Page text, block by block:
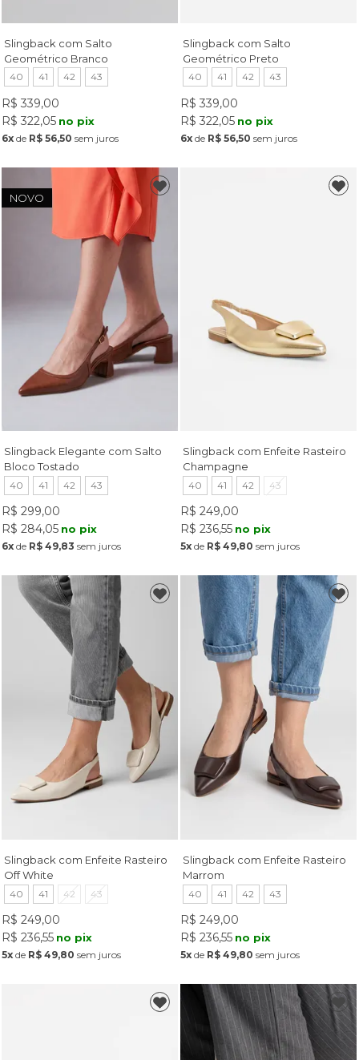
Slingback com Salto
Geométrico Branco
40 41 42 43
R$ 339,00
R$ 322,05 no pix
6xde R$ 56,50 sem juros
Slingback com Salto
Geométrico Preto
40 41 42 43
R$ 339,00
R$ 322,05 no pix
6x de R$ 56,50 sem juros
NOVO
Slingback Elegante com Salto
Bloco Tostado
40 41 42 43
R$ 299,00
R$ 284,05 no pix
6xde R$ 49,83 sem juros
Slingback com Enfeite Rasteiro
Champagne
40 41 42 43
R$ 249,00
R$ 236,55 no pix
5x de R$ 49,80 sem juros
Slingback com Enfeite Rasteiro
Off White
40 41 42 43
R$ 249,00
R$ 236,55 no pix
5xde R$ 49,80 sem juros
Slingback com Enfeite Rasteiro
Marrom
40 41 42 43
R$ 249,00
R$ 236,55 no pix
5x de R$ 49,80 sem juros